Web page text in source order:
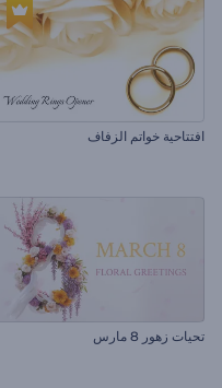
افتتاحية خواتم الزفاف
تحيات زهور 8 مارس